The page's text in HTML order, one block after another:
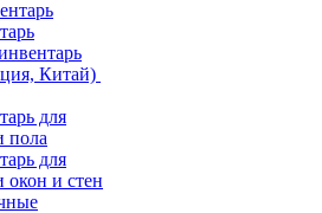
Китай)
для
пола
для
окон и стен